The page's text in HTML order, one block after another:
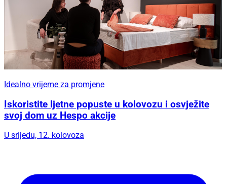
Idealno vrijeme za promjene
Iskoristite ljetne popuste u kolovozu i osvježite
svoj dom uz Hespo akcije
U srijedu, 12. kolovoza